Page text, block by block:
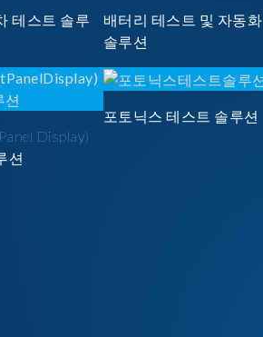
테스트 솔루
배터리 테스트 및 자동화
솔루션
Display)
션
포토닉스 테스트 솔루션